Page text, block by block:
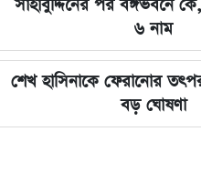
সাহাবুদ্দিনের পর বঙ্গভবনে
৬ নাম
শেখ হাসিনাকে ফেরানোর
বড় ঘোষণা